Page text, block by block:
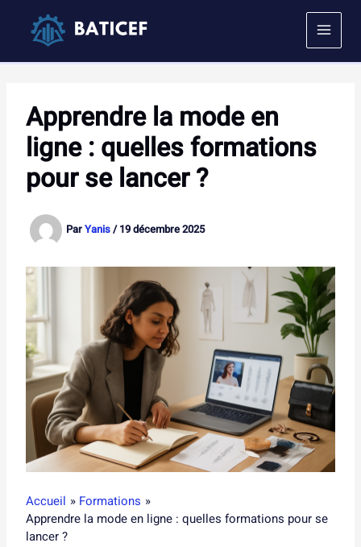
contenu
Apprendre la mode en
ligne : quelles formations
pour se lancer ?
ParYanis/19 décembre 2025
Accueil
Formations
Apprendre la mode en ligne : quelles formations pour se
lancer ?